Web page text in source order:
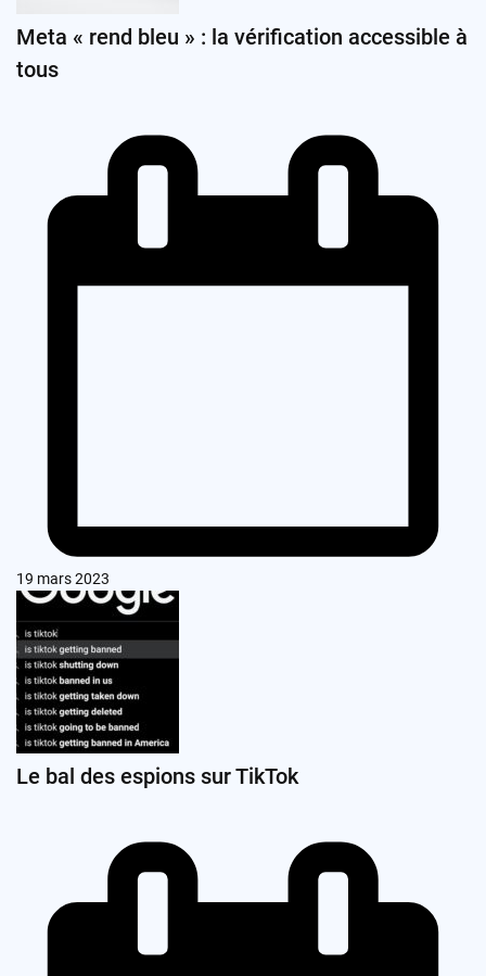
Meta « rend bleu » : la vérification accessible à
tous
19 mars 2023
Le bal des espions sur TikTok